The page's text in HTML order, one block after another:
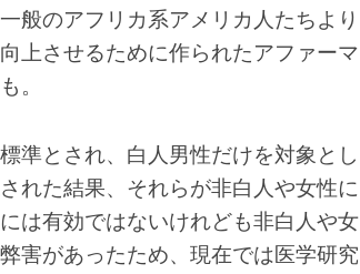
般のアフリカ系アメリカ人たちより
上させるために作られたアファーマ
。
準とされ、白人男性だけを対象とし
れた結果、それらが非白人や女性に
は有効ではないけれども非白人や女
害があったため、現在では医学研究